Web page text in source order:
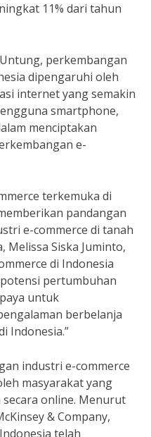
11% dari tahun
perkembangan
dipengaruhi oleh
internet yang semakin
smartphone,
menciptakan
e-
terkemuka di
pandangan
e-commerce di tanah
Melissa Siska Juminto,
di Indonesia
pertumbuhan
untuk
berbelanja
Indonesia.”
industri e-commerce
masyarakat yang
online. Menurut
& Company,
telah